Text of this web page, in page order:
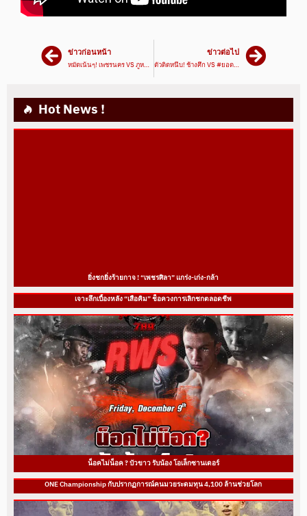
ข่าวก่อนหน้า
หมัดเน้นๆ! เพชรนคร VS ภูหลวง | ศึกมวยมันส์สนั่นเมือง 24 ก.ย. 67
ข่าวต่อไป
ตัวติดหนึบ! ช้างศึก VS #ยอดอภิรักษ์ | ศึกมวยมันส์สนั่นเมือง 24 ก.ย. 67
Hot News !
ยิ่งชกยิ่งร้ายกาจ ! “เพชรศิลา” แกร่ง-เก่ง-กล้า
เจาะลึกเบื้องหลัง “เสือคิม” ช็อควงการเลิกชกตลอดชีพ
น็อคไม่น็อค ? บัวขาว รับน้อง โอเล็กซานเดอร์
ONE Championship กับปรากฏการณ์คนมวยระดมทุน 4,100 ล้านช่วยโลก